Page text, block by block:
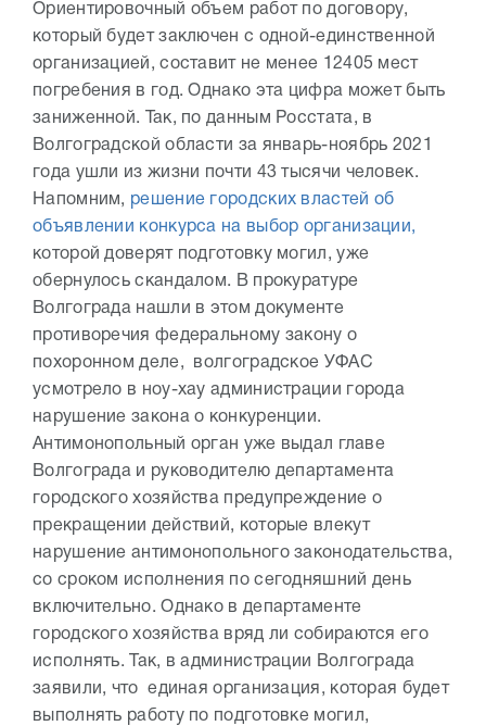
Ориентировочный объем работ по договору,
который будет заключен с одной-единственной
организацией, составит не менее 12405 мест
погребения в год. Однако эта цифра может быть
заниженной. Так, по данным Росстата, в
Волгоградской области за январь-ноябрь 2021
года ушли из жизни почти 43 тысячи человек.
Напомним, решение городских властей об
объявлении конкурса на выбор организации,
которой доверят подготовку могил, уже
обернулось скандалом. В прокуратуре
Волгограда нашли в этом документе
противоречия федеральному закону о
похоронном деле, волгоградское УФАС
усмотрело в ноу-хау администрации города
нарушение закона о конкуренции.
Антимонопольный орган уже выдал главе
Волгограда и руководителю департамента
городского хозяйства предупреждение о
прекращении действий, которые влекут
нарушение антимонопольного законодательства,
со сроком исполнения по сегодняшний день
включительно. Однако в департаменте
городского хозяйства вряд ли собираются его
исполнять. Так, в администрации Волгограда
заявили, что единая организация, которая будет
выполнять работу по подготовке могил,